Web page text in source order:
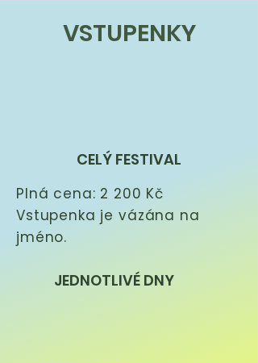
VSTUPENKY
CELÝ FESTIVAL
Plná cena: 2 200 Kč
Vstupenka je vázána na
jméno.
JEDNOTLIVÉ DNY